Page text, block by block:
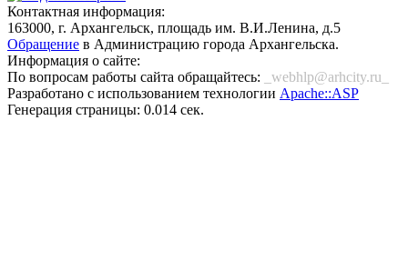
Контактная информация:
163000, г. Архангельск, площадь им. В.И.Ленина, д.5
Обращение в Администрацию города Архангельска.
Информация о сайте:
По вопросам работы сайта обращайтесь:
_webhlp@arhcity.ru_
Разработано с использованием технологии Apache::ASP
Генерация страницы: 0.014 сек.